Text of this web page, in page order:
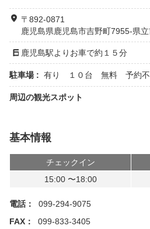
〒892-0871
鹿児島県鹿児島市吉野町7955-県
鹿児島駅よりお車で約１５分
駐車場 : 有り １０台 無料 予約
周辺の観光スポット
基本情報
チェックイン
15:00 〜18:00
電話：
099-294-9075
FAX：
099-833-3405